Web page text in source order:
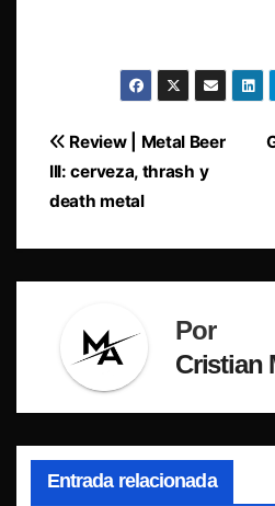
Navegación
de
Review | Metal Beer
III: cerveza, thrash y
death metal
Por
Cristian
Entrada relacionada